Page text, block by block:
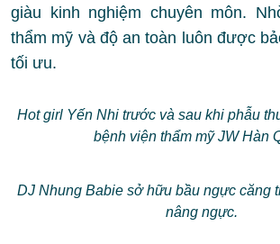
giàu kinh nghiệm chuyên môn.
thẩm mỹ và độ an toàn luôn được
tối ưu.
Hot girl Yến Nhi trước và sau khi phẫu
bệnh viện thẩm mỹ JW Hàn
DJ Nhung Babie sở hữu bầu ngực căng
nâng ngực.